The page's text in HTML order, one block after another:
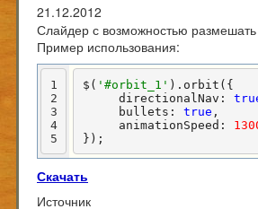
21.12.2012
Слайдер с возможностью
Пример использования:
1
2
3
4
5
$( '#orbit_1' ).orbit({
     directionalNav:
     bullets:
true ,
     animationSpeed:
});
Скачать
Источник